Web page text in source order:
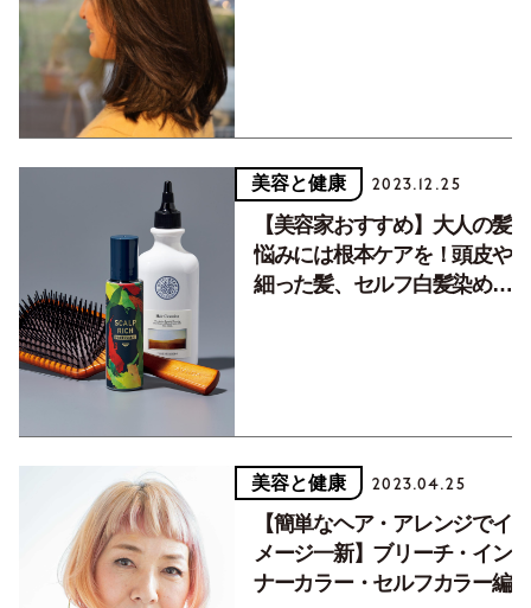
美容と健康 2023.12.25
【美容家おすすめ】大人の髪
悩みには根本ケアを！頭皮や
細った髪、セルフ白髪染めの
美容と健康 2023.04.25
【簡単なヘア・アレンジでイ
メージ一新】ブリーチ・イン
ナーカラー・セルフカラー編